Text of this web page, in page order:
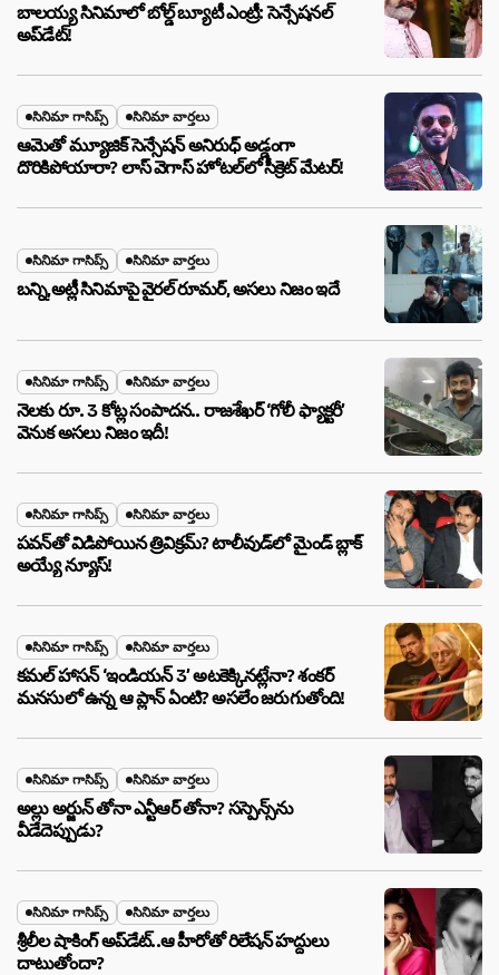
బాలయ్య సినిమాలో బోల్డ్ బ్యూటీ ఎంట్రీ: సెన్సేషనల్
అప్‌డేట్!
సినిమా గాసిప్స్ సినిమా వార్తలు
ఆమెతో మ్యూజిక్ సెన్సేషన్ అనిరుధ్ అడ్డంగా
దొరికిపోయారా? లాస్ వెగాస్ హోటల్‌లో సీక్రెట్ మేటర్!
సినిమా గాసిప్స్ సినిమా వార్తలు
బన్ని,అట్లీ సినిమాపై వైరల్ రూమర్, అసలు నిజం ఇదే
సినిమా గాసిప్స్ సినిమా వార్తలు
నెలకు రూ. 3 కోట్ల సంపాదన.. రాజశేఖర్ ‘గోలీ ఫ్యాక్టరీ’
వెనుక అసలు నిజం ఇదీ!
సినిమా గాసిప్స్ సినిమా వార్తలు
పవన్‌తో విడిపోయిన త్రివిక్రమ్? టాలీవుడ్‌లో మైండ్ బ్లాక్
అయ్యే న్యూస్!
సినిమా గాసిప్స్ సినిమా వార్తలు
కమల్ హాసన్ ‘ఇండియన్ 3’ అటకెక్కినట్లేనా? శంకర్
మనసులో ఉన్న ఆ ప్లాన్ ఏంటి? అసలేం జరుగుతోంది!
సినిమా గాసిప్స్ సినిమా వార్తలు
అల్లు అర్జున్ తోనా ఎన్టీఆర్ తోనా? సస్పెన్స్‌ను
వీడేదెప్పుడు?
సినిమా గాసిప్స్ సినిమా వార్తలు
శ్రీలీల షాకింగ్ అప్‌డేట్..ఆ హీరోతో రిలేషన్ హద్దులు
దాటుతోందా?